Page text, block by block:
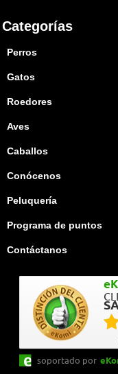
Categorías
Perros
Gatos
Roedores
Aves
Caballos
Conócenos
Peluquería
Programa de puntos
Contáctanos
soportado por